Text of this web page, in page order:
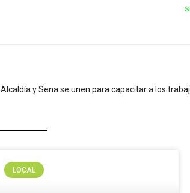
Alcaldía y Sena se unen para capacitar a los
LOCAL